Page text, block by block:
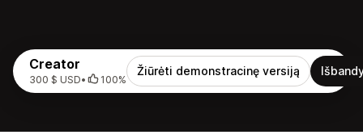
Creator
300 $ USD• 100%
Žiūrėti demonstracinę versiją